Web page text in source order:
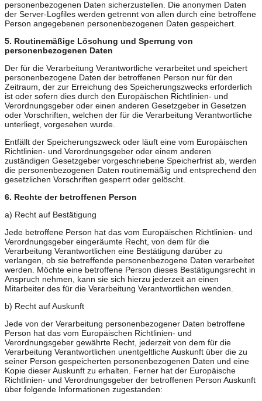
personenbezogenen Daten sicherzustellen. Die anonymen Daten
der Server-Logfiles werden getrennt von allen durch eine betroffene
Person angegebenen personenbezogenen Daten gespeichert.
5. Routinemäßige Löschung und Sperrung von
personenbezogenen Daten
Der für die Verarbeitung Verantwortliche verarbeitet und speichert
personenbezogene Daten der betroffenen Person nur für den
Zeitraum, der zur Erreichung des Speicherungszwecks erforderlich
ist oder sofern dies durch den Europäischen Richtlinien- und
Verordnungsgeber oder einen anderen Gesetzgeber in Gesetzen
oder Vorschriften, welchen der für die Verarbeitung Verantwortliche
unterliegt, vorgesehen wurde.
Entfällt der Speicherungszweck oder läuft eine vom Europäischen
Richtlinien- und Verordnungsgeber oder einem anderen
zuständigen Gesetzgeber vorgeschriebene Speicherfrist ab, werden
die personenbezogenen Daten routinemäßig und entsprechend den
gesetzlichen Vorschriften gesperrt oder gelöscht.
6. Rechte der betroffenen Person
a) Recht auf Bestätigung
Jede betroffene Person hat das vom Europäischen Richtlinien- und
Verordnungsgeber eingeräumte Recht, von dem für die
Verarbeitung Verantwortlichen eine Bestätigung darüber zu
verlangen, ob sie betreffende personenbezogene Daten verarbeitet
werden. Möchte eine betroffene Person dieses Bestätigungsrecht in
Anspruch nehmen, kann sie sich hierzu jederzeit an einen
Mitarbeiter des für die Verarbeitung Verantwortlichen wenden.
b) Recht auf Auskunft
Jede von der Verarbeitung personenbezogener Daten betroffene
Person hat das vom Europäischen Richtlinien- und
Verordnungsgeber gewährte Recht, jederzeit von dem für die
Verarbeitung Verantwortlichen unentgeltliche Auskunft über die zu
seiner Person gespeicherten personenbezogenen Daten und eine
Kopie dieser Auskunft zu erhalten. Ferner hat der Europäische
Richtlinien- und Verordnungsgeber der betroffenen Person Auskunft
über folgende Informationen zugestanden: